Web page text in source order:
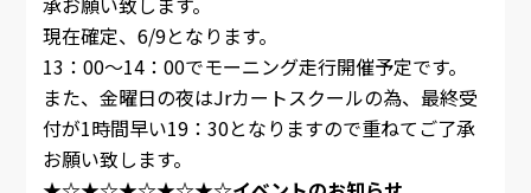
現在確定、6/9となります。
13：00～14：00でモーニング走行開催予定です。
また、金曜日の夜はJrカートスクールの為、最終受
付が1時間早い19：30となりますので重ねてご了承
お願い致します。